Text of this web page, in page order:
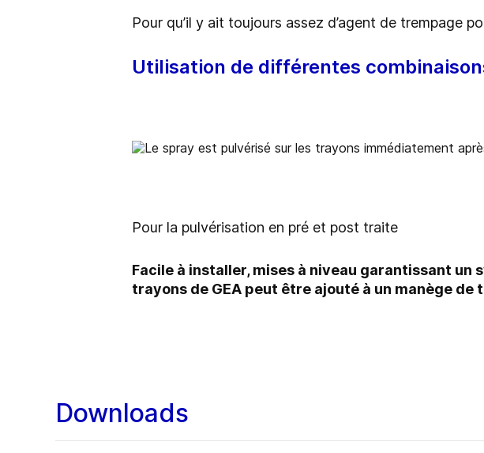
Pour qu’il y ait toujours assez d’agent de trempage
Utilisation de différentes
Pour la pulvérisation en pré et post traite
Facile à installer, mises à niveau garantissant un
trayons de GEA peut être ajouté à un manège
Downloads